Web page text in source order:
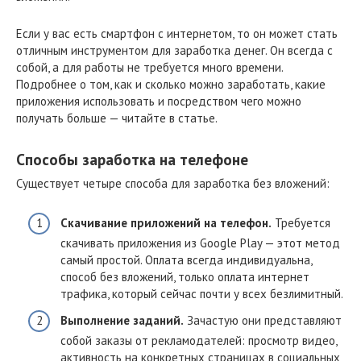
Если у вас есть смартфон с интернетом, то он может стать
отличным инструментом для заработка денег. Он всегда с
собой, а для работы не требуется много времени.
Подробнее о том, как и сколько можно заработать, какие
приложения использовать и посредством чего можно
получать больше — читайте в статье.
Способы заработка на телефоне
Существует четыре способа для заработка без вложений:
Скачивание приложений на телефон. Требуется
скачивать приложения из Google Play — этот метод
самый простой. Оплата всегда индивидуальна,
способ без вложений, только оплата интернет
трафика, который сейчас почти у всех безлимитный.
Выполнение заданий. Зачастую они представляют
собой заказы от рекламодателей: просмотр видео,
активность на конкретных страницах в социальных